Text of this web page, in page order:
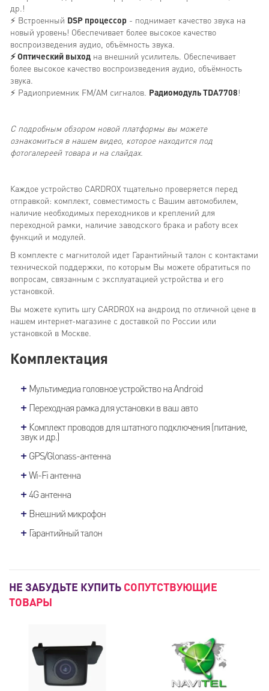
др.!
⚡ Встроенный DSP процессор - поднимает качество звука на
новый уровень! Обеспечивает более высокое качество
воспроизведения аудио, объёмность звука.
⚡ Оптический выход на внешний усилитель. Обеспечивает
более высокое качество воспроизведения аудио, объёмность
звука.
⚡ Радиоприемник FM/AM сигналов. Радиомодуль TDA7708!
С подробным обзором новой платформы вы можете
ознакомиться в нашем видео, которое находится под
фотогалереей товара и на слайдах.
Каждое устройство CARDROX тщательно проверяется перед
отправкой: комплект, совместимость с Вашим автомобилем,
наличие необходимых переходников и креплений для
переходной рамки, наличие заводского брака и работу всех
функций и модулей.
В комплекте с магнитолой идет Гарантийный талон с контактами
технической поддержки, по которым Вы можете обратиться по
вопросам, связанным с эксплуатацией устройства и его
установкой.
Вы можете купить шгу CARDROX на андроид по отличной цене в
нашем интернет-магазине с доставкой по России или
установкой в Москве.
Комплектация
Мультимедиа головное устройство на Android
Переходная рамка для установки в ваш авто
Комплект проводов для штатного подключения (питание,
звук и др.)
GPS/Glonass-антенна
Wi-Fi антенна
4G антенна
Внешний микрофон
Гарантийный талон
НЕ ЗАБУДЬТЕ КУПИТЬ СОПУТСТВУЮЩИЕ
ТОВАРЫ